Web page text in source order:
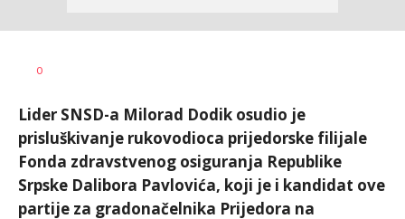
AUTOR
0
Lider SNSD-a Milorad Dodik osudio je
prisluškivanje rukovodioca prijedorske filijale
Fonda zdravstvenog osiguranja Republike
Srpske Dalibora Pavlovića, koji je i kandidat ove
partije za gradonačelnika Prijedora na